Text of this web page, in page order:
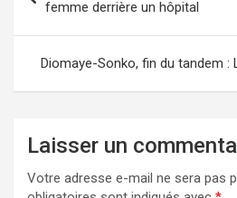
l’article
femme derrière un hôpital
Diomaye-Sonko, fin du tandem :
Laisser un
Votre adresse e-mail ne sera pas